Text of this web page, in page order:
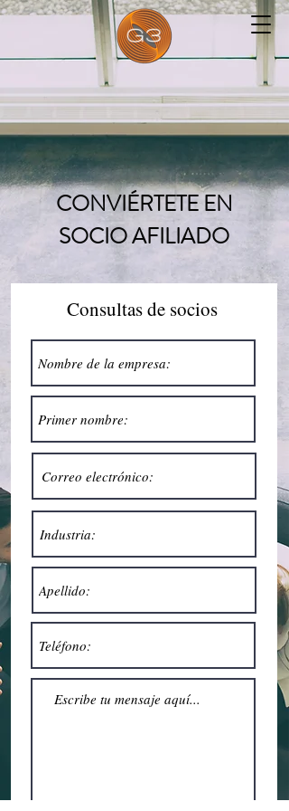
CONVIÉRTETE EN
SOCIO AFILIADO
Consultas de socios